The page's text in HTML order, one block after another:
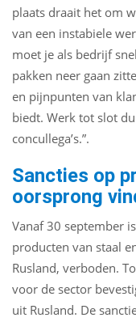
plaats draait het om
van een instabiele
moet je als bedrijf
pakken neer gaan
en pijnpunten van
biedt. Werk tot slot
concullega’s.”.
Sancties op
oorsprong
Vanaf 30 september
producten van staal
Rusland, verboden.
voor de sector
uit Rusland. De